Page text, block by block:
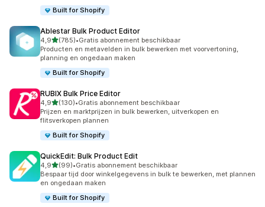
Built for Shopify
Ablestar Bulk Product Editor
4,9van 5 sterren
(785)
785 recensies in totaal
•Gratis abonnement beschikbaar
Producten en metavelden in bulk bewerken met voorvertoning,
planning en ongedaan maken
Built for Shopify
RUBIX Bulk Price Editor
4,9van 5 sterren
(130)
130 recensies in totaal
•Gratis abonnement beschikbaar
Prijzen en marktprijzen in bulk bewerken, uitverkopen en
flitsverkopen plannen
Built for Shopify
QuickEdit: Bulk Product Edit
4,9van 5 sterren
(99)
99 recensies in totaal
•Gratis abonnement beschikbaar
Bespaar tijd door winkelgegevens in bulk te bewerken, met plannen
en ongedaan maken
Built for Shopify